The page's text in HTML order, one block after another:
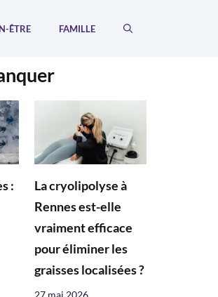
ÊTRE FAMILLE
:
La cryolipolyse à
Rennes est-elle
vraiment efficace
pour éliminer les
graisses localisées ?
27 mai 2026